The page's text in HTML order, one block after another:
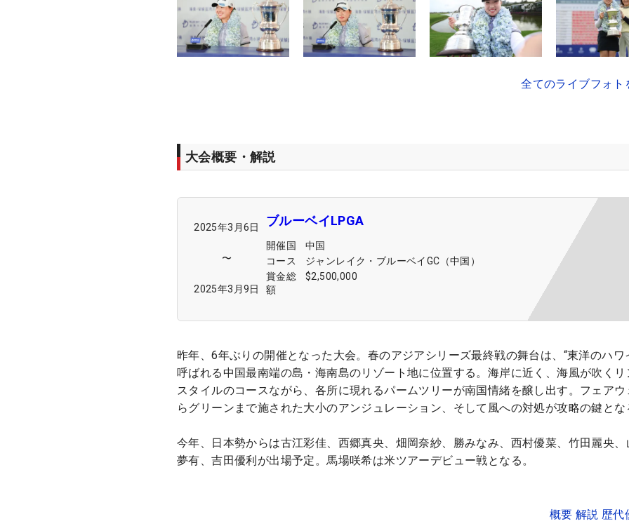
全てのライブフォト
大会概要・解説
2025年3月6日
〜
2025年3月9日
ブルーベイLPGA
開催国
中国
コース
ジャンレイク・ブルーベイGC（中国）
賞金総
額
$2,500,000
昨年、6年ぶりの開催となった大会。春のアジアシリーズ最終戦の舞台は、“東洋のハワ
呼ばれる中国最南端の島・海南島のリゾート地に位置する。海岸に近く、海風が吹くリ
スタイルのコースながら、各所に現れるパームツリーが南国情緒を醸し出す。フェアウ
らグリーンまで施された大小のアンジュレーション、そして風への対処が攻略の鍵とな
今年、日本勢からは古江彩佳、西郷真央、畑岡奈紗、勝みなみ、西村優菜、竹田麗央、
夢有、吉田優利が出場予定。馬場咲希は米ツアーデビュー戦となる。
概要 解説 歴代